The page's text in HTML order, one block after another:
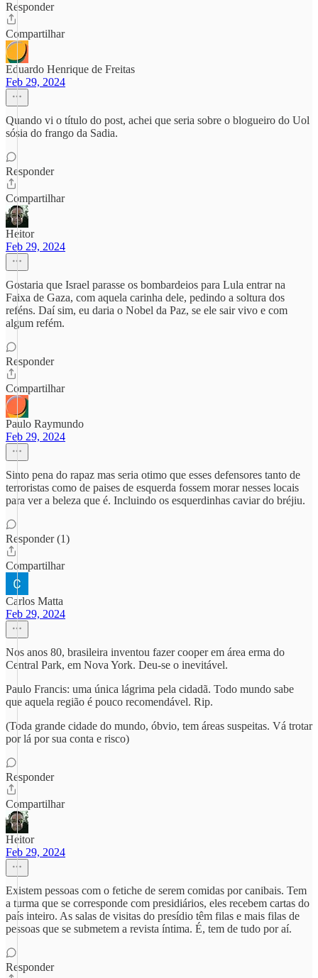
Responder
Compartilhar
Eduardo Henrique de Freitas
Feb 29, 2024
Quando vi o título do post, achei que seria sobre o blogueiro do Uol
sósia do frango da Sadia.
Responder
Compartilhar
Heitor
Feb 29, 2024
Gostaria que Israel parasse os bombardeios para Lula entrar na
Faixa de Gaza, com aquela carinha dele, pedindo a soltura dos
reféns. Daí sim, eu daria o Nobel da Paz, se ele sair vivo e com
algum refém.
Responder
Compartilhar
Paulo Raymundo
Feb 29, 2024
Sinto pena do rapaz mas seria otimo que esses defensores tanto de
terroristas como de paises de esquerda fossem morar nesses locais
para ver a beleza que é. Incluindo os esquerdinhas caviar do bréjiu.
Responder (1)
Compartilhar
Carlos Matta
Feb 29, 2024
Nos anos 80, brasileira inventou fazer cooper em área erma do
Central Park, em Nova York. Deu-se o inevitável.
Paulo Francis: uma única lágrima pela cidadã. Todo mundo sabe
que aquela região é pouco recomendável. Rip.
(Toda grande cidade do mundo, óbvio, tem áreas suspeitas. Vá trotar
por lá por sua conta e risco)
Responder
Compartilhar
Heitor
Feb 29, 2024
Existem pessoas com o fetiche de serem comidas por canibais. Tem
a turma que se corresponde com presidiários, eles recebem cartas do
país inteiro. As salas de visitas do presídio têm filas e mais filas de
pessoas que se submetem a revista íntima. É, tem de tudo por aí.
Responder